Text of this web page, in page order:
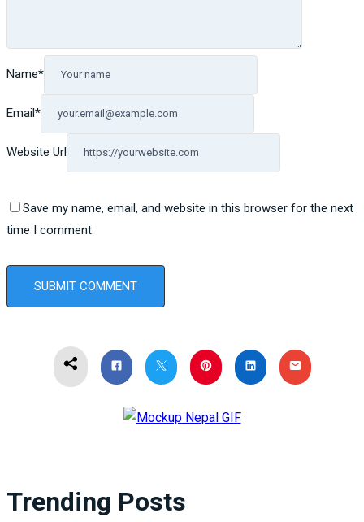
Name*
Email*
Website Url
Save my name, email, and website in this browser for the next
time I comment.
Trending Posts